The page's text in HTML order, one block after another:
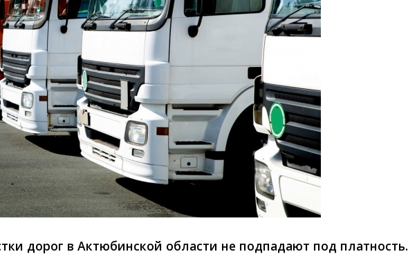
дорог в Актюбинской области не подпадают под платность.